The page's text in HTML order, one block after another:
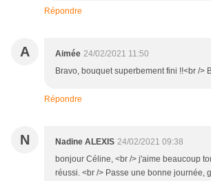
Répondre
A Aimée 24/02/2021 11:50
Bravo, bouquet superbement fini !!<br />
Répondre
N Nadine ALEXIS 24/02/2021 09:38
bonjour Céline, <br /> j'aime beaucoup
réussi. <br /> Passe une bonne journée,